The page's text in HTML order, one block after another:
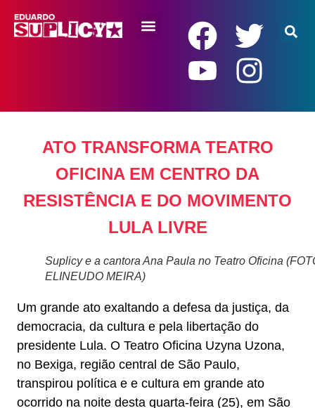
ATO TRANSFORMA TEATRO
OFICINA EM CENTRO DA
RESISTÊNCIA E DO MOVIMENTO
LULA LIVRE
Suplicy e a cantora Ana Paula no Teatro Oficina
ELINEUDO MEIRA)
Um grande ato exaltando a defesa da justiça, da
democracia, da cultura e pela libertação do
presidente Lula. O Teatro Oficina Uzyna Uzona,
no Bexiga, região central de São Paulo,
transpirou política e e cultura em grande ato
ocorrido na noite desta quarta-feira (25), em São